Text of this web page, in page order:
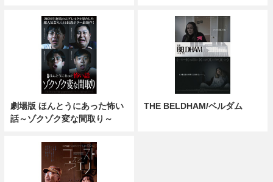
劇場版 ほんとうにあった怖い
話～ゾクゾク変な間取り～
THE BELDHAM/ベルダム